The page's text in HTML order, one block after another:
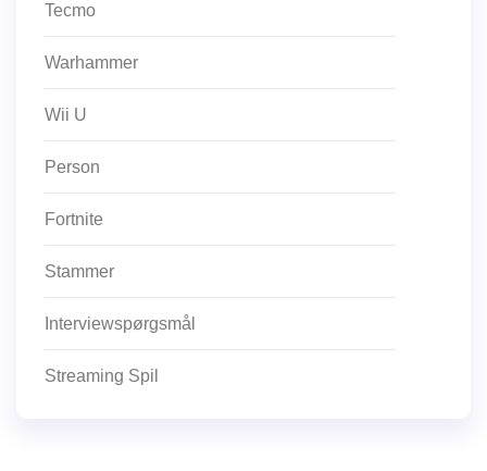
Tecmo
Warhammer
Wii U
Person
Fortnite
Stammer
Interviewspørgsmål
Streaming Spil